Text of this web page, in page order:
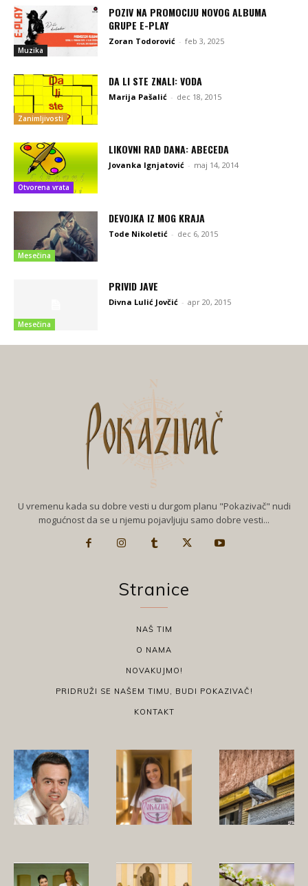
Muzika
POZIV NA PROMOCIJU NOVOG ALBUMA
GRUPE E-PLAY
Zoran Todorović - feb 3, 2025
Zanimljivosti
DA LI STE ZNALI: VODA
Marija Pašalić - dec 18, 2015
Otvorena vrata
LIKOVNI RAD DANA: ABECEDA
Jovanka Ignjatović - maj 14, 2014
Mesečina
DEVOJKA IZ MOG KRAJA
Tode Nikoletić - dec 6, 2015
Mesečina
PRIVID JAVE
Divna Lulić Jovčić - apr 20, 2015
U vremenu kada su dobre vesti u durgom planu "Pokazivač" nudi
mogućnost da se u njemu pojavljuju samo dobre vesti...
Stranice
NAŠ TIM
O NAMA
NOVAKUJMO!
PRIDRUŽI SE NAŠEM TIMU, BUDI POKAZIVAČ!
KONTAKT